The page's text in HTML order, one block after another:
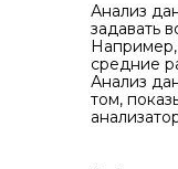
Анализ
задавать
средние
Анализ
том,